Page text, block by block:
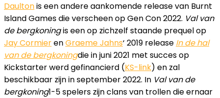
Daultonis een andere aankomende release van Burnt
Island Games die verscheen op Gen Con 2022. Val van
de bergkoningis een op zichzelf staande prequel op
Jay CormierenGraeme Jahns‘ 2019 release In de hal
van de bergkoningdie in juni 2021 met succes op
Kickstarter werd gefinancierd (KS-link) en zal
beschikbaar zijn in september 2022. In Val van de
bergkoning1-5 spelers zijn clans van trollen die ernaar